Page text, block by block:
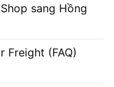
sang Hồng
Freight (FAQ)